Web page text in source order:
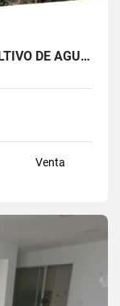
LOTE EN VENTA EN CON CASA Y CULTIVO DE AGUACATE EN ABEJORRAL.
Venta